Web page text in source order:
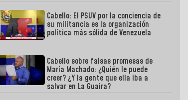
Cabello: El PSUV por la conciencia de
su militancia es la organización
política más sólida de Venezuela
Cabello sobre falsas promesas de
María Machado: ¿Quién le puede
creer? ¿Y la gente que ella iba a
salvar en La Guaira?